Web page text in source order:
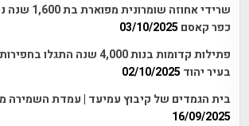
שרידי אחוזה
כפר קאסם 03/10/2025
פתילות קדומות בנות 4,000 שנה
בעיר יהוד 02/10/2025
בית הגמדים של קיבוץ עמיעד | עמדת השמירה
16/09/2025